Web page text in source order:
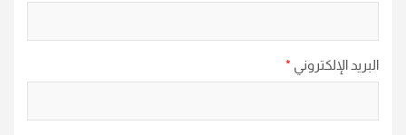
البريد الإلكتروني *